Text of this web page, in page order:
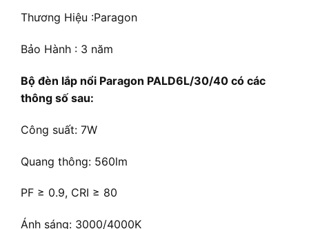
Thương Hiệu :Paragon
Bảo Hành : 3 năm
Bộ đèn lắp nổi Paragon PALD6L/30/40 có các
thông số sau:
Công suất: 7W
Quang thông: 560lm
PF ≥ 0.9, CRI ≥ 80
Ánh sáng: 3000/4000K